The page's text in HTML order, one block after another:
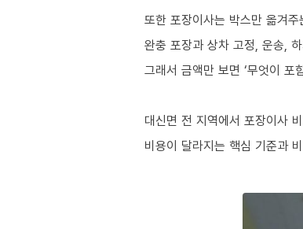
또한 포장이사는 박스만 옮겨
완충 포장과 상차 고정, 운송,
그래서 금액만 보면 ‘무엇이 포
대신면 전 지역에서 포장이사
비용이 달라지는 핵심 기준과